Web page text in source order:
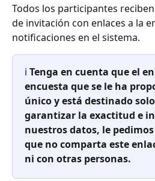
Todos los participantes
de invitación con enlaces a la
notificaciones en el sistema.
ℹ️ Tenga en cuenta que el
encuesta que se le ha
único y está destinado
garantizar la exactitud e
nuestros datos, le
que no comparta este
ni con otras personas.